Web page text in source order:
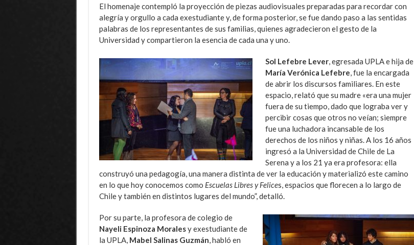
El homenaje contempló la proyección de piezas audiovisuales preparadas para recordar con
alegría y orgullo a cada exestudiante y, de forma posterior, se fue dando paso a las sentidas
palabras de los representantes de sus familias, quienes agradecieron el gesto de la
Universidad y compartieron la esencia de cada una y uno.
Sol Lefebre Lever, egresada UPLA e hija de
María Verónica Lefebre , fue la encargada
de abrir los discursos familiares. En este
espacio, relató que su madre «era una mujer
fuera de su tiempo, dado que lograba ver y
percibir cosas que otros no veían; siempre
fue una luchadora incansable de los
derechos de los niños y niñas. A los 16 años
ingresó a la Universidad de Chile de La
Serena y a los 21 ya era profesora: ella
construyó una pedagogía, una manera distinta de ver la educación y materializó este camino
en lo que hoy conocemos como Escuelas Libres y Felices, espacios que florecen a lo largo de
Chile y también en distintos lugares del mundo”, detalló.
Por su parte, la profesora de colegio de
Nayeli Espinoza Moralesy exestudiante de
la UPLA, Mabel Salinas Guzmán , habló en